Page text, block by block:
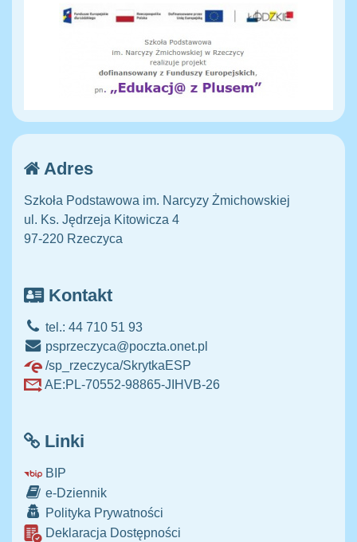
Adres
Szkoła Podstawowa im. Narcyzy Żmichowskiej
ul. Ks. Jędrzeja Kitowicza 4
97-220 Rzeczyca
Kontakt
tel.: 44 710 51 93
psprzeczyca@poczta.onet.pl
/sp_rzeczyca/SkrytkaESP
AE:PL-70552-98865-JIHVB-26
Linki
BIP
e-Dziennik
Polityka Prywatności
Deklaracja Dostępności